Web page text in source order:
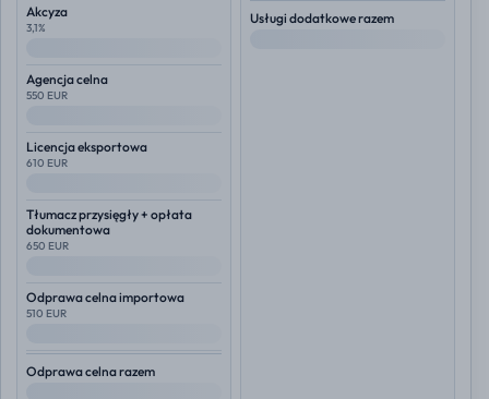
Akcyza
3,1%
Agencja celna
550 EUR
Licencja eksportowa
610 EUR
Tłumacz przysięgły + opłata
dokumentowa
650 EUR
Odprawa celna importowa
510 EUR
Odprawa celna razem
Usługi dodatkowe razem